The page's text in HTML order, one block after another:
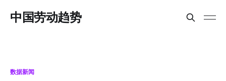
中国劳动趋势
数据新闻